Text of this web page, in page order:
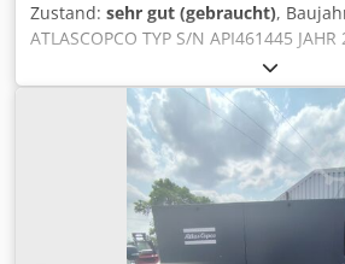
Zustand: sehr gut (gebraucht),
ATLASCOPCO TYP S/N API461445
Adierf LEISTUNG (kW) 22 FÖRDERRATE
DRUCK (bar) 7,5 BETRIEBSSTUNDEN
FREQUENZUMRICHTER nein
WÄRMETAUSCHER nein GEKÜHLT
AUF DEM TANK nein DOKUMENTE nein
NEU/GEBRAUCHT GEBRAUCHT